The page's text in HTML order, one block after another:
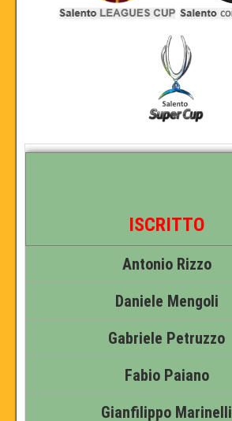
ISCRITTO
Antonio Rizzo
Daniele Mengoli
Gabriele Petruzzo
Fabio Paiano
Gianfilippo Marinelli